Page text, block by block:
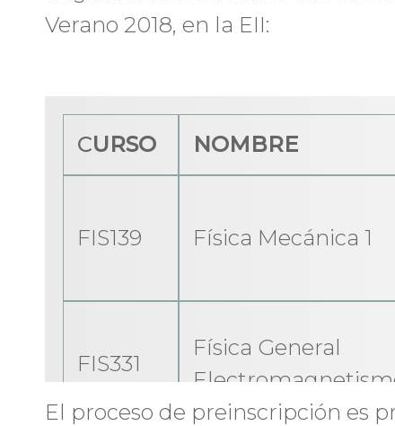
Verano 2018, en la EII:
CURSO NOMBRE
FIS139 Física Mecánica 1
FIS331
Física General
El proceso de preinscripción es